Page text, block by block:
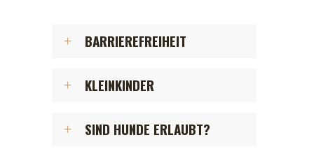
BARRIEREFREIHEIT
KLEINKINDER
SIND HUNDE ERLAUBT?